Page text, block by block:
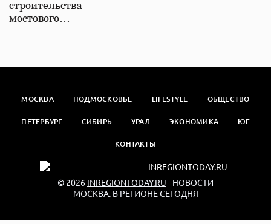
строительства
мостового…
МОСКВА ПОДМОСКОВЬЕ LIFESTYLE ОБЩЕСТВО
ПЕТЕРБУРГ СИБИРЬ УРАЛ ЭКОНОМИКА ЮГ
КОНТАКТЫ
© 2026 INREGIONTODAY.RU - НОВОСТИ
МОСКВА. В РЕГИОНЕ СЕГОДНЯ